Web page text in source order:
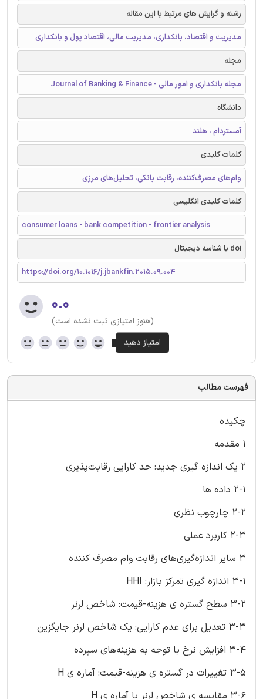
رشته و گرایش های مرتبط با این مقاله
مدیریت و اقتصاد، بانکداری، مدیریت مالی، اقتصاد پول و بانکداری
مجله
مجله بانکداری و امور مالی - Journal of Banking & Finance
دانشگاه
آمستردام ، هلند
کلمات کلیدی
وام‌های مصرف‌کننده، رقابت بانکی، تحلیل‌های مرزی
کلمات کلیدی انگلیسی
consumer loans - bank competition - frontier analysis
doi یا شناسه دیجیتال
https://doi.org/10.1016/j.jbankfin.2015.09.004
۰.۰
(هنوز امتیازی ثبت نشده است)
فهرست مطالب
چکیده
1 مقدمه
2 یک اندازه گیری جدید: حد کارایی رقابت‌پذیری
2-1 داده ها
2-2 چارچوب نظری
2-3 کاربرد عملی
3 سایر اندازه‌گیری‌های رقابت وام مصرف کننده
3-1 اندازه گیری تمرکز بازار: HHI
3-2 سطح گستره ی هزینه-قیمت: شاخص لرنر
3-3 تعدیل برای عدم کارایی: یک شاخص لرنر جایگزین
3-4 افزایش نرخ با توجه به هزینه‌های سپرده
3-5 تغییرات در گستره ی هزینه-قیمت: آماره ی H
3-6 مقایسه ی شاخص لرنر با آماره ی H